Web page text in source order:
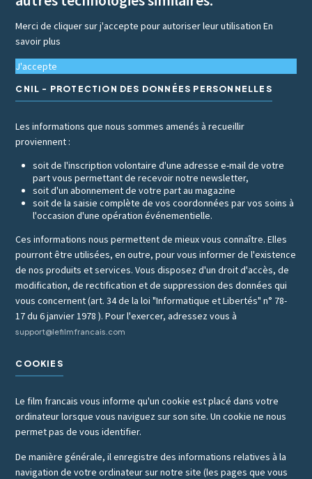
Merci de cliquer sur j'accepte pour autoriser leur utilisationEn
savoir plus
J'accepte
CNIL - PROTECTION DES DONNÉES PERSONNELLES
Les informations que nous sommes amenés à recueillir
proviennent :
soit de l'inscription volontaire d'une adresse e-mail de votre
part vous permettant de recevoir notre newsletter,
soit d'un abonnement de votre part au magazine
soit de la saisie complète de vos coordonnées par vos soins à
l'occasion d'une opération événementielle.
Ces informations nous permettent de mieux vous connaître. Elles
pourront être utilisées, en outre, pour vous informer de l'existence
de nos produits et services. Vous disposez d'un droit d'accès, de
modification, de rectification et de suppression des données qui
vous concernent (art. 34 de la loi "Informatique et Libertés" n° 78-
17 du 6 janvier 1978 ). Pour l'exercer, adressez vous à
support@lefilmfrancais.com
COOKIES
Le film francais vous informe qu'un cookie est placé dans votre
ordinateur lorsque vous naviguez sur son site. Un cookie ne nous
permet pas de vous identifier.
De manière générale, il enregistre des informations relatives à la
navigation de votre ordinateur sur notre site (les pages que vous